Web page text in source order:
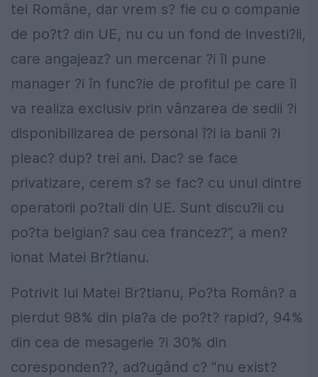
tei Române, dar vrem s? fie cu o companie
de po?t? din UE, nu cu un fond de investi?ii,
care angajeaz? un mercenar ?i îl pune
manager ?i în func?ie de profitul pe care îl
va realiza exclusiv prin vânzarea de sedii ?i
disponibilizarea de personal î?i ia banii ?i
pleac? dup? trei ani. Dac? se face
privatizare, cerem s? se fac? cu unul dintre
operatorii po?tali din UE. Sunt discu?ii cu
po?ta belgian? sau cea francez?”, a men?
ionat Matei Br?tianu.
Potrivit lui Matei Br?tianu, Po?ta Român? a
pierdut 98% din pia?a de po?t? rapid?, 94%
din cea de mesagerie ?i 30% din
coresponden??, ad?ugând c? ”nu exist?